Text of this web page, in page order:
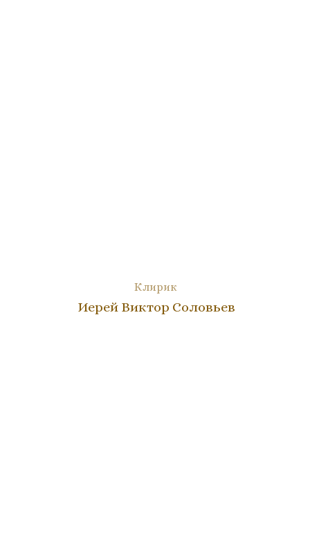
Клирик
Иерей Виктор Соловьев